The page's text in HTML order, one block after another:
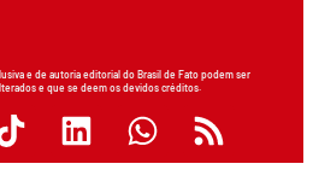
e de autoria editorial do Brasil de Fato podem ser
e que se deem os devidos créditos.